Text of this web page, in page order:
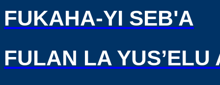
FUKAHA-YI SEB'A
FULAN LA YUS’ELU